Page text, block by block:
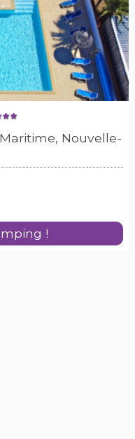
Nouvelle-
!